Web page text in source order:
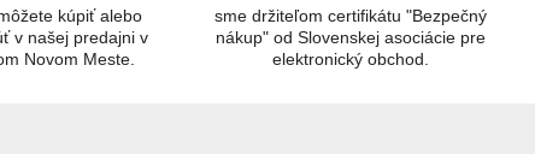
kúpiť alebo
v našej predajni v
Novom Meste.
sme držiteľom certifikátu "Bezpečný
nákup" od Slovenskej asociácie pre
elektronický obchod.